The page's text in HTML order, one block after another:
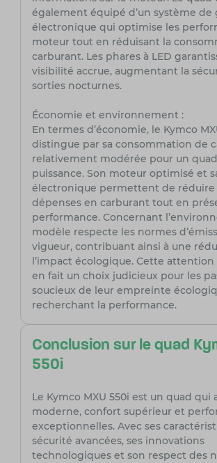
également équipé d’un système de
électronique qui optimise les
moteur tout en réduisant la
carburant. Les phares à LED
visibilité accrue, augmentant la
sorties nocturnes.
Économie et environnement :
En termes d’économie, le Kymco
distingue par sa consommation de
relativement modérée pour un
puissance. Son moteur optimisé et
électronique permettent de réduire
dépenses en carburant tout en
performance. Concernant
modèle respecte les normes
vigueur, contribuant ainsi à une
l’impact écologique. Cette attention
en fait un choix judicieux pour les
soucieux de leur empreinte
recherchant la performance.
Conclusion sur le quad
550i
Le Kymco MXU 550i est un quad qui
moderne, confort supérieur et
exceptionnelles. Avec ses
sécurité avancées, ses innovations
technologiques et son respect des